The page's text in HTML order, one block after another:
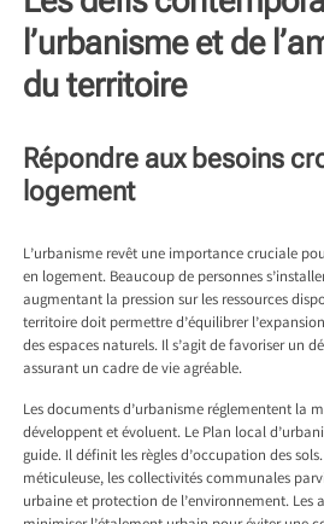
l’urbanisme et de
du territoire
Répondre aux besoins
logement
L’urbanisme revêt une importance cruciale
en logement. Beaucoup de personnes
augmentant la pression sur les ressources
territoire doit permettre d’équilibrer
des espaces naturels. Il s’agit de favoriser un
assurant un cadre de vie agréable.
Les documents d’urbanisme réglementent la
développent et évoluent. Le Plan local
guide. Il définit les règles d’occupation des
méticuleuse, les collectivités communales
urbaine et protection de l’environnement. Les